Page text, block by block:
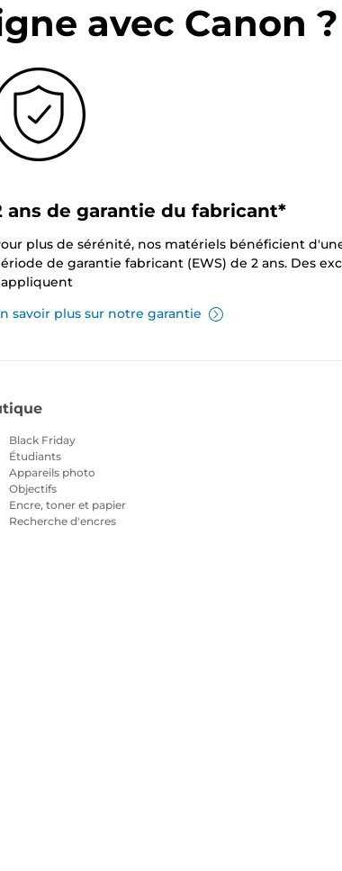
avec Canon ?
ans de garantie du fabricant*
plus de sérénité, nos matériels bénéficient
de garantie fabricant (EWS) de 2 ans. Des
savoir plus sur notre garantie
Black Friday
Étudiants
Appareils photo
Objectifs
Encre, toner et papier
Recherche d'encres